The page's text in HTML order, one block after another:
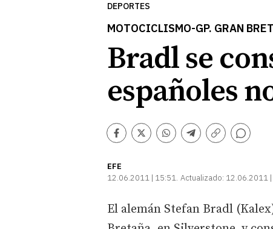
DEPORTES
MOTOCICLISMO-GP. GRAN
Bradl se
españoles
Facebook
TwitterWhatsapp
Telegram
Copiar
Comentarios
EFE
12.06.2011 | 15:51 Actualizado: 12.06.2011
El alemán Stefan Bradl